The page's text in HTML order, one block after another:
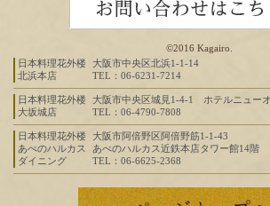
©2016 Kagairo.
日本料理花外楼
北浜本店
大阪市中央区北浜1-1-14
TEL：06-6231-7214
日本料理花外楼
大坂城店
大阪市中央区城見1-4-1 ホテルニュー
TEL：06-4790-7808
日本料理花外楼
あべのハルカス
ダイニング
大阪市阿倍野区阿倍野筋1-1-43
あべのハルカス近鉄本店タワー館14階
TEL：06-6625-2368